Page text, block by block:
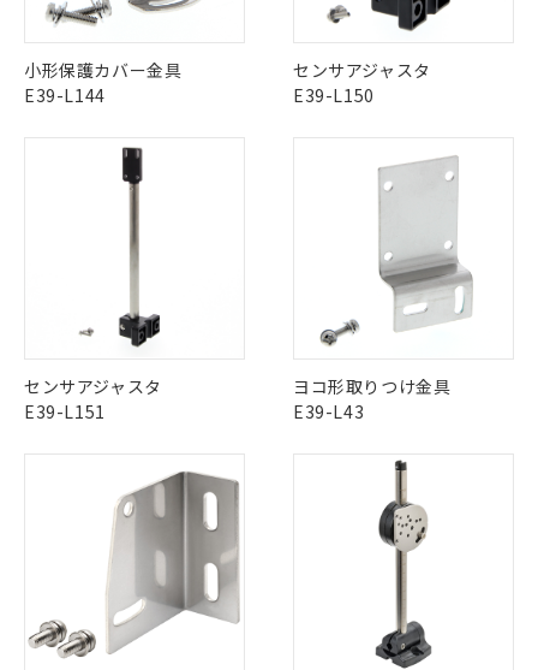
この製品のRoHS/REACH対応状況ページへ
小形保護カバー金具
E39-L144
センサアジャスタ
E39-L150
センサアジャスタ
E39-L151
ヨコ形取りつけ金具
E39-L43
ご利用条件
以下の条件をお読みいただき、同意のうえ
本サービスは、当社制御機器事業取扱
商品の当社在庫状況および標準価格
当社制御機器事業取扱商品の中には、
本サービスの対象外となる商品もある
ことをご了承ください。
在庫状況および標準価格照会結果は、
記載している更新日時点での社内デー
タに基づき作成されるものであり、閲
覧された時点での実際の在庫および標
正式な納期状況および標準価格はお客
様のお取引先、またはお客様担当のオ
ムロン制御機器販売店・当社販売員に
ご相談ください。
オムロン制御機器販売店や当社販売拠
点は「販売ネットワーク
」をご確認
ください。
在庫状況および標準価格結果を当社の
有に対応した製品に切り替える予定のある
商品です。
対応予定なし：EU RoHS指令（10物質）の
非含有に非対応の商品で、対応品を出す予
調査・確認中：EU RoHS指令（10物質）の
非含有の対応状況を調査中または確認中の
商品です。
害物質有無と関係のない商品です。
仕入先様の事情により、非含有部品として
いたものが、含有品と判明した場合などや
むを得ず変更することがあります。
鉛(Pb) 1000ppm以下、 水銀(Hg) 1000ppm以下、 カド
ミウム(Cd) 100ppm以下、
(PBDE) 1000ppm以下、フタル酸ビス(2-エチルヘキシ
ル) (DEHP)(別名：DOP) 1000ppm以下、フタル酸ブチ
ルベンジル（BBP） 1000ppm以下、フタル酸ジブチル
（DBP） 1000ppm以下、フタル酸ジイソブチル
(DIBP) 1000ppm以下
但し、RoHS指令で産業用監視および制御機器に対する
適用除外項目は除く。
フタル酸エステル類の４物質については閾値を超える意
図的な使用がないことを確認しています。
※1 中国RoHS○×表
基準値以下であることを示します。
「×」：最大均質材料含有率が中国RoHSの
基準値を超えていることを示します。
「－」：未確認です。当社販売部門へお問
い合わせください。
*中国RoHS10物質の基準値 (GB/T26572)：
Pb(鉛) :1000ppm、 Hg(水銀) : 1000ppm、 Cd(カドミウ
Cr(Ⅵ)(六価クロム) : 1000ppm、 PBBs(ポリ臭化ビフェ
ニル類) : 1000ppm、 PBDEs(ポリ臭化ジフェニルエーテ
ル類) : 1000ppm、
DBP(フタル酸ジブチル) : 1000ppm、 DIBP(フタル酸ジ
イソブチル) : 1000ppm、 BBP(フタル酸ブチルベンジ
DEHP(フタル酸ビス(2-エチルヘキシル)) : 1000ppm
※2 環境保護使用期限
当社は、これら貴社製品のうち、外国
為替および外国貿易法に定める商品
（以下｢規制貨物等」という）を輸出
または国外への提供する場合は、日本
国政府の輸出許可(または役務取引許
とります。
当社は規制貨物を破棄する場合は、完
全に破砕するなど、違法に輸出されな
いよう必要な手段を講じます。
当社は貴社製品を、核兵器、ミサイ
ル、化学兵器、生物兵器またはその他
武器並びにこれらの製造装置等に一切
使用いたしません。
当社は、貴社製品を第三者に販売する
記
一定数以上の在庫あり
一定数には満たないが在庫あり
在庫なし(最新の在庫状況につ
いては、お客様のお取引先、ま
たはお客様担当のオムロン制御
機器販売店・当社販売員にご確